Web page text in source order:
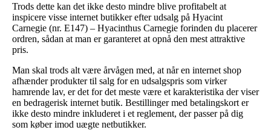
Trods dette kan det ikke desto mindre blive profitabelt at
inspicere visse internet butikker efter udsalg på Hyacint
Carnegie (nr. E147) – Hyacinthus Carnegie forinden du placerer
ordren, sådan at man er garanteret at opnå den mest attraktive
pris.
Man skal trods alt være årvågen med, at når en internet shop
afhænder produkter til salg for en udsalgspris som virker
hamrende lav, er det for det meste være et karakteristika der viser
en bedragerisk internet butik. Bestillinger med betalingskort er
ikke desto mindre inkluderet i et reglement, der passer på dig
som køber imod uægte netbutikker.